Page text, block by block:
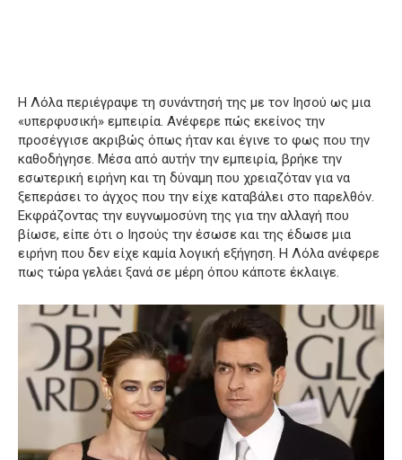
Η Λόλα περιέγραψε τη συνάντησή της με τον Ιησού ως μια
«υπερφυσική» εμπειρία. Ανέφερε πώς εκείνος την
προσέγγισε ακριβώς όπως ήταν και έγινε το φως που την
καθοδήγησε. Μέσα από αυτήν την εμπειρία, βρήκε την
εσωτερική ειρήνη και τη δύναμη που χρειαζόταν για να
ξεπεράσει το άγχος που την είχε καταβάλει στο παρελθόν.
Εκφράζοντας την ευγνωμοσύνη της για την αλλαγή που
βίωσε, είπε ότι ο Ιησούς την έσωσε και της έδωσε μια
ειρήνη που δεν είχε καμία λογική εξήγηση. Η Λόλα ανέφερε
πως τώρα γελάει ξανά σε μέρη όπου κάποτε έκλαιγε.